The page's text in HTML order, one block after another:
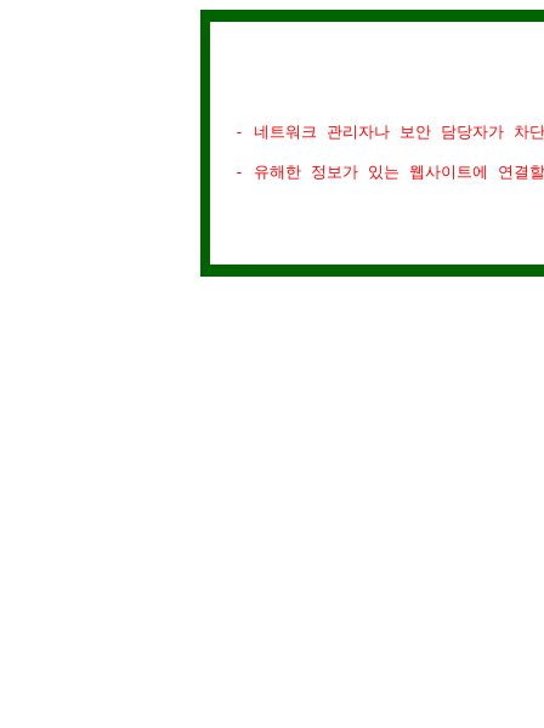
- 네트워크 관리자나 보안 담당자가 차
- 유해한 정보가 있는 웹사이트에 연결